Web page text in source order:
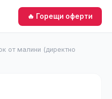
🔥 Горещи оферти
от малини (директно